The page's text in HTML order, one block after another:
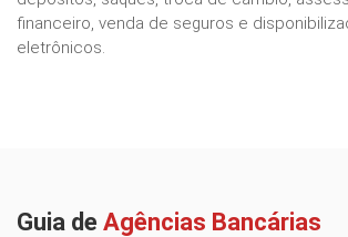
financeiro, venda de seguros e
eletrônicos.
Guia de Agências Bancárias